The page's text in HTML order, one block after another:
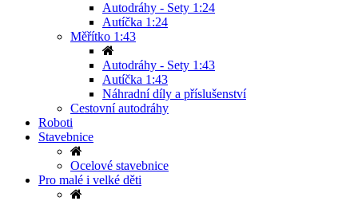
Autodráhy - Sety 1:24
Autíčka 1:24
Měřítko 1:43
Autodráhy - Sety 1:43
Autíčka 1:43
Náhradní díly a příslušenství
Cestovní autodráhy
Roboti
Stavebnice
Ocelové stavebnice
Pro malé i velké děti